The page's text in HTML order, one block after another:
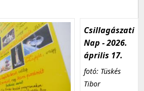
Csillagászati
Nap - 2026.
április 17.
fotó: Tüskés
Tibor